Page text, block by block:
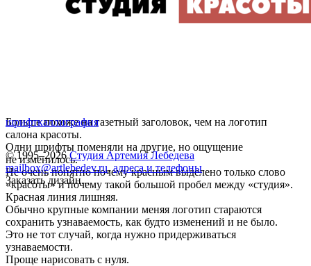
Больше похоже на газетный заголовок, чем на логотип
салона красоты.
Одни шрифты поменяли на другие, но ощущение
не изменилось.
Не очень понятно почему красным выделено только слово
«красоты» и почему такой большой пробел между «студия».
Красная линия лишняя.
Обычно крупные компании меняя логотип стараются
сохранить узнаваемость, как будто изменений и не было.
Это не тот случай, когда нужно придерживаться
узнаваемости.
Проще нарисовать с нуля.
шрифткаллиграфия
© 1995–2026 Студия Артемия Лебедева
mailbox@artlebedev.ru, адреса и телефоны
Заказать дизайн...